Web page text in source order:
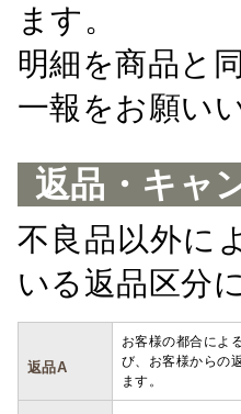
ます。
明細を商品と
一報をお願い
返品・キャ
不良品以外に
いる返品区分
返品A
お客様の都合によ
び、お客様からの
ます。